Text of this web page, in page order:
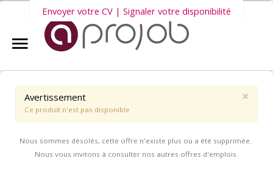
Accueil
Aprojob ?
Entreprises
Offres d'emploi
Envoyer votre CV | Signaler votre disponibilité
×
Avertissement
Ce produit n'est pas disponible
Nous sommes désolés, cette offre n'existe plus ou a été supprimée.
Nous vous invitons à consulter nos autres offres d'emplois.